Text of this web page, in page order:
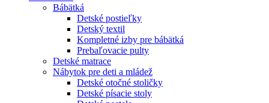
Bábätká
Detské postieľky
Detský textil
Kompletné izby pre bábätká
Prebaľovacie pulty
Detské matrace
Nábytok pre deti a mládež
Detské otočné stoličky
Detské písacie stoly